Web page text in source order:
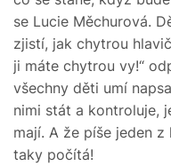
se Lucie Měchurová.
zjistí, jak chytrou
ji máte chytrou vy!“
všechny děti umí
nimi stát a kontroluje,
mají. A že píše jeden
taky počítá!